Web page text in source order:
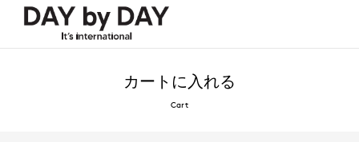
カートに入れる
Cart